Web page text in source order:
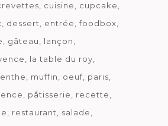
cuisine
cupcake
dessert entrée
foodbox
gâteau
lançon
la table du roy
muffin oeuf paris
pâtisserie
recette
restaurant
salade